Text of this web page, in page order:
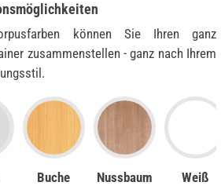
können Sie Ihren ganz
zusammenstellen - ganz nach Ihrem
Buche Nussbaum Weiß